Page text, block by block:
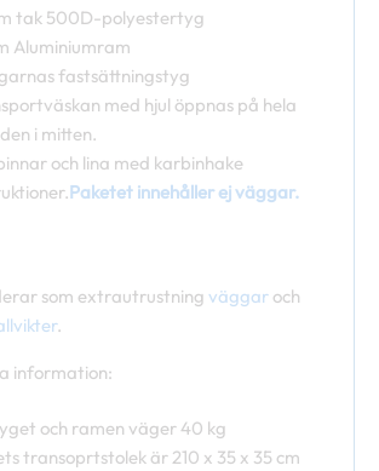
tak 500D-polyestertyg
Aluminiumram
fastsättningstyg
med hjul öppnas på hela
i mitten.
och lina med karbinhake
Paketet innehåller ej väggar.
som extrautrustning väggar och
.
information:
och ramen väger 40 kg
transoprtstolek är 210 x 35 x 35 cm